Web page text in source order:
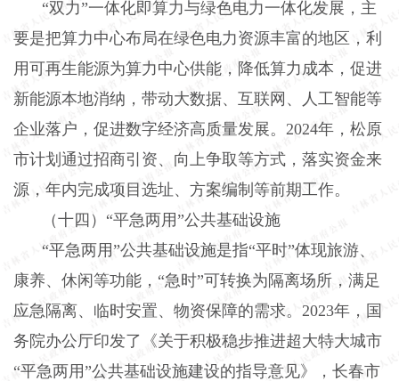
“双力”一体化即算力与绿色电力一体化发展，主
要是把算力中心布局在绿色电力资源丰富的地区，利
用可再生能源为算力中心供能，降低算力成本，促进
新能源本地消纳，带动大数据、互联网、人工智能等
企业落户，促进数字经济高质量发展。 2024年，松原
市计划通过招商引资、向上争取等方式，落实资金来
源，年内完成项目选址、方案编制等前期工作。
（十四）“平急两用”公共基础设施
“平急两用”公共基础设施是指“平时”体现旅游、
康养、休闲等功能，“急时”可转换为隔离场所，满足
应急隔离、临时安置、物资保障的需求。 2023年，国
务院办公厅印发了《关于积极稳步推进超大特大城市
“平急两用”公共基础设施建设的指导意见》，长春市